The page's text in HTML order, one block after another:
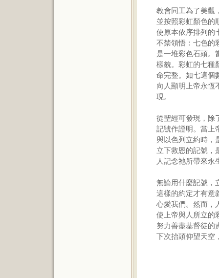
教會同工為了美觀
並按照彩虹顏色的
使原本依序排列的
不禁領悟：七色的
是一堆彩色石頭。
樣貌。彩虹的七種
命完整。如七這個
向人顯明上帝永恆
現。
從聖經可發現，除
記號作證明。當上
與以色列立約時，
立下救恩的記號，
人記念祂所帶來永
無論用什麼記號，
這樣的約定才有意
心愛我們。然而，
使上帝與人所立的
努力善盡基督徒的
下次抬頭仰望天空